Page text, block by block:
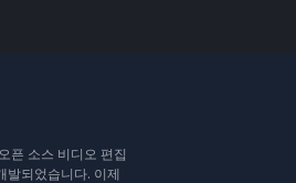
픈 소스 비디오 편집
발되었습니다. 이제